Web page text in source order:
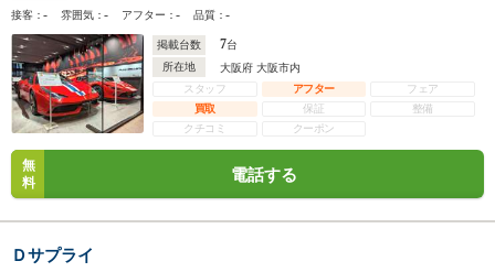
接客：- 雰囲気：- アフター：- 品質：-
掲載台数 7台
所在地
大阪府 大阪市内
スタッフ
アフター
フェア
買取
保証
整備
クチコミ
クーポン
無
料
電話する
Ｄサプライ